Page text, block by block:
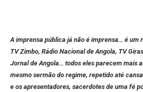
A imprensa pública já não é imprensa… é um
TV Zimbo, Rádio Nacional de Angola, TV
Jornal de Angola… todos eles parecem mais
mesmo sermão do regime, repetido até
e os apresentadores, sacerdotes de uma fé